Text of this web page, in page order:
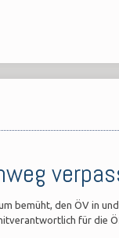
bemüht, den ÖV in und
für die